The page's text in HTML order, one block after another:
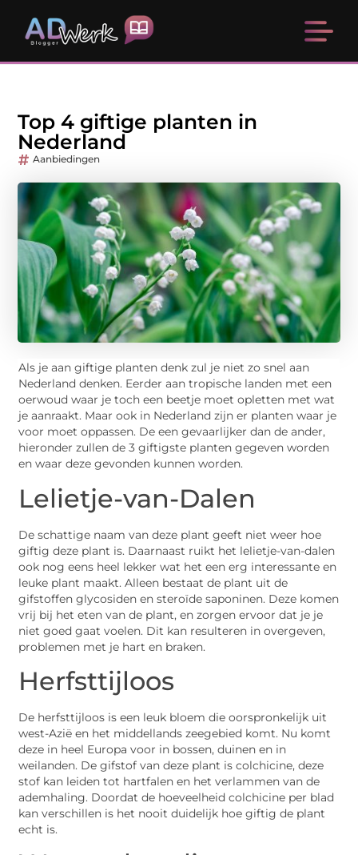
Top 4 giftige planten in
Nederland
Aanbiedingen
Als je aan giftige planten denk zul je niet zo snel aan
Nederland denken. Eerder aan tropische landen met een
oerwoud waar je toch een beetje moet opletten met wat
je aanraakt. Maar ook in Nederland zijn er planten waar je
voor moet oppassen. De een gevaarlijker dan de ander,
hieronder zullen de 3 giftigste planten gegeven worden
en waar deze gevonden kunnen worden.
Lelietje-van-Dalen
De schattige naam van deze plant geeft niet weer hoe
giftig deze plant is. Daarnaast ruikt het lelietje-van-dalen
ook nog eens heel lekker wat het een erg interessante en
leuke plant maakt. Alleen bestaat de plant uit de
gifstoffen glycosiden en steroïde saponinen. Deze komen
vrij bij het eten van de plant, en zorgen ervoor dat je je
niet goed gaat voelen. Dit kan resulteren in overgeven,
problemen met je hart en braken.
Herfsttijloos
De herfsttijloos is een leuk bloem die oorspronkelijk uit
west-Azië en het middellands zeegebied komt. Nu komt
deze in heel Europa voor in bossen, duinen en in
weilanden. De gifstof van deze plant is colchicine, deze
stof kan leiden tot hartfalen en het verlammen van de
ademhaling. Doordat de hoeveelheid colchicine per blad
kan verschillen is het nooit duidelijk hoe giftig de plant
echt is.